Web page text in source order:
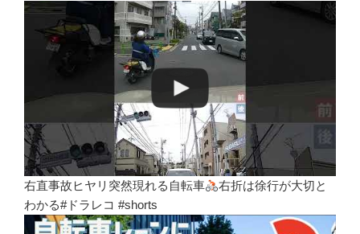
右直事故ヒヤリ突然現れる自転車
右折は徐行が大切と
わかる#ドラレコ #shorts